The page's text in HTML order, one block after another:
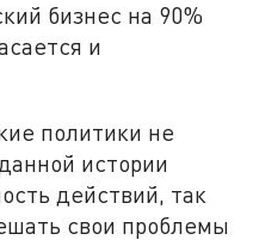
бизнес на 90%
и
политики не
истории
действий, так
свои проблемы